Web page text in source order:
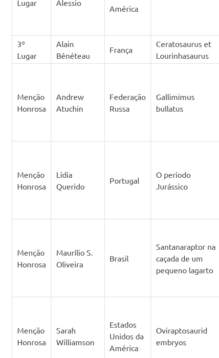
Lugar
Alessio
América
3º
Lugar
Alain
Bénéteau
França
Ceratosaurus et
Lourinhasaurus
Menção
Honrosa
Andrew
Atuchin
Federação
Russa
Gallimimus
bullatus
Menção
Honrosa
Lídia
Querido
Portugal
O periodo
Jurássico
Menção
Honrosa
Maurílio S.
Oliveira
Brasil
Santanaraptor na
caçada de um
pequeno lagarto
Menção
Honrosa
Sarah
Williamson
Estados
Unidos da
América
Oviraptosaurid
embryos